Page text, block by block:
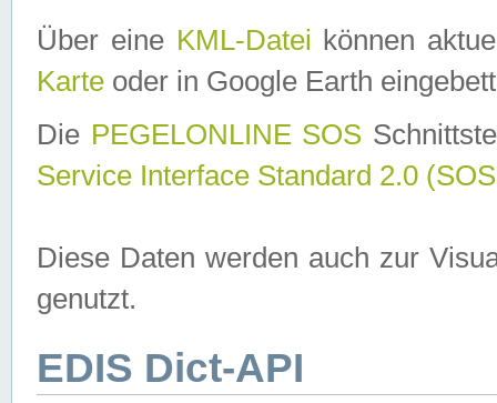
Über eine KML-Datei können
Karte oder in Google Earth
Die PEGELONLINE SOS
Service Interface Standard 2.0
Diese Daten werden auch zur
genutzt.
EDIS Dict-API